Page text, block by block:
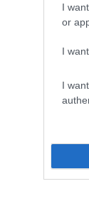
I
or
I
I